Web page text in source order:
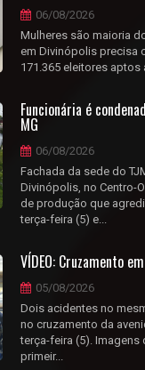
06/08/2026
Mulheres são maioria
em Divinópolis precisa
171.365 eleitores aptos
Funcionária é
MG
06/08/2026
Fachada da sede do
Divinópolis, no Centro-
de produção que
terça-feira (5) e...
VÍDEO: Cruzamento
05/08/2026
Dois acidentes no
no cruzamento da
terça-feira (5). Imagens
primeir...